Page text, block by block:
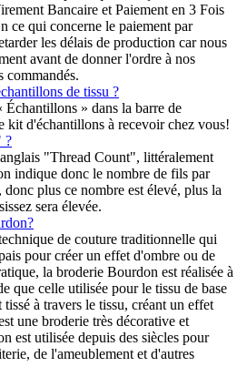
Bancaire et Paiement en 3 Fois
ce qui concerne le paiement par
les délais de production car nous
avant de donner l'ordre à nos
commandés.
de tissu ?
» dans la barre de
kit d'échantillons à recevoir chez vous!
?
"Thread Count", littéralement
indique donc le nombre de fils par
plus ce nombre est élevé, plus la
sera élevée.
de couture traditionnelle qui
pour créer un effet d'ombre ou de
la broderie Bourdon est réalisée à
que celle utilisée pour le tissu de base
à travers le tissu, créant un effet
une broderie très décorative et
est utilisée depuis des siècles pour
de l'ameublement et d'autres